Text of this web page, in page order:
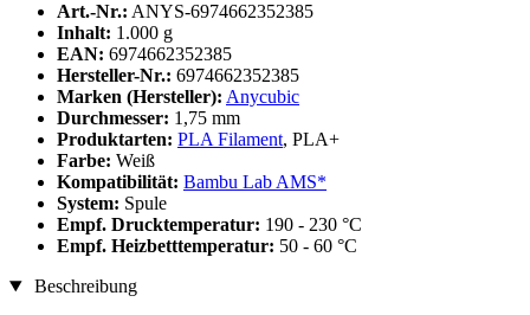
Art.-Nr.: ANYS-6974662352385
Inhalt: 1.000 g
EAN: 6974662352385
Hersteller-Nr.: 6974662352385
Marken (Hersteller): Anycubic
Durchmesser: 1,75 mm
Produktarten: PLA Filament, PLA+
Farbe: Weiß
Kompatibilität: Bambu Lab AMS*
System: Spule
Empf. Drucktemperatur: 190 - 230 °C
Empf. Heizbetttemperatur: 50 - 60 °C
Beschreibung